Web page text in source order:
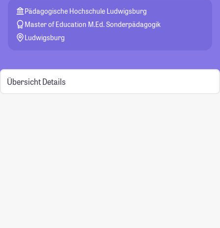
Pädagogische Hochschule Ludwigsburg
Master of Education M.Ed. Sonderpädagogik
Ludwigsburg
Übersicht Details